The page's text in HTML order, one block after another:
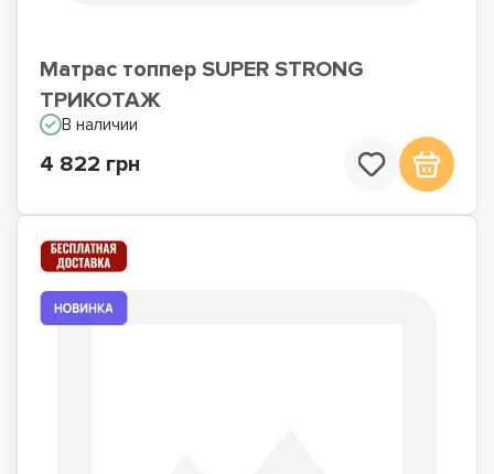
Матрас топпер SUPER STRONG
ТРИКОТАЖ
В наличии
4 822 грн